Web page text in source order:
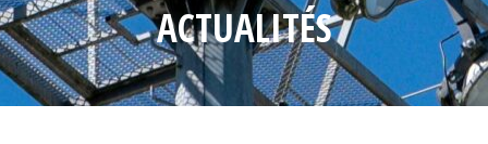
ACTUALITÉS